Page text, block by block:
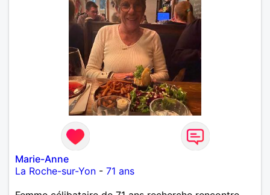
Marie-Anne
La Roche-sur-Yon - 71 ans